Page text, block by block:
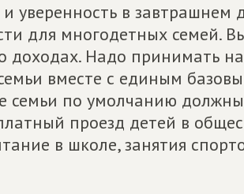
уверенность в завтрашнем
для многодетных семей.
доходах. Надо принимать на
вместе с единым
семьи по умолчанию
проезд детей в
в школе, занятия